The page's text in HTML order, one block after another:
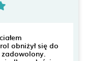
obniżył się do